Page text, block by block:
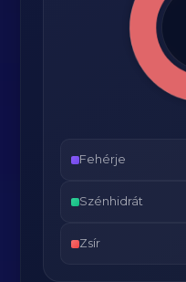
Fehérje
Szénhidrát
Zsír